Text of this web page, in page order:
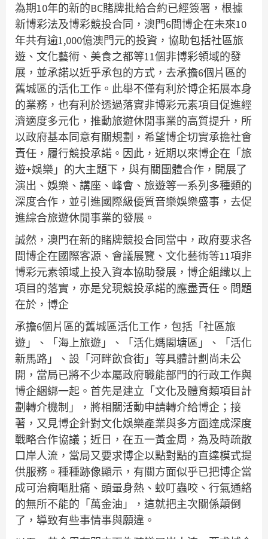
為期10年的新的BC賭牌批給合約已經簽署，根據
新博彩法及博彩競投合同，澳門6間博企在未來10
年共有逾1,000億澳門元的投資，協助包括社區旅
遊、文化藝術、美食之都等11個非博彩領域的發
展，並承諾以近乎承包的方式，去承擔6個片區的
舊城區的活化工作。此舉不僅有利於博企拓展本身
的業務，也有利於透過落實非博彩元素項目促進經
濟適度多元化，推動旅遊休閒事業的高質提升，所
以政府基本同意有關規劃，希望博企切實承擔社會
責任，履行競投承諾。因此，近期以來博企在「旅
遊+娛樂」的大主題下，與有關團體合作，開展了
演出、娛樂、講座、峰會、旅遊等一系列多種類的
深度合作，並引進國際級優質音樂娛樂盛事，去促
進綜合旅遊休閒事業的發展。
誠然，澳門在新的賭牌競投合同當中，政府要求各
間博企在國際客源、會議展覽、文化藝術等11項非
博彩元素領域上投入資本協助發展，博企組織以上
項目的落實，亦是兌現競投承諾的應盡責任。問題
在於，博企
承擔6個片區的舊城區活化工作，包括「社區旅
遊」、「海上旅遊」、「活化媽閣塘區」、「活化
新馬路」、設「河畔飲食街」等具體計劃尚未公
開，當局已將不少本屬政府職能部門的行政工作與
博企綑綁一起。首先是建立「文化及體育類項目計
劃轉介機制」，將相關活動申請轉介給博企；接
著，又見博企針對文化娛樂產業與多方面達成深度
戰略合作協議；近日，在五一黃金周，為及時疏散
口岸人流，當局又要求博企以點對點的直達模式提
供服務。種種跡像顯示，有關方面似乎已把博企當
成可治痾嘔肚痛、頭暈身熱、蚊叮蟲咬、行氣通絡
的無所不能的「萬金油」，這就把主次關係顛倒
了，導致有些事情事與願違。